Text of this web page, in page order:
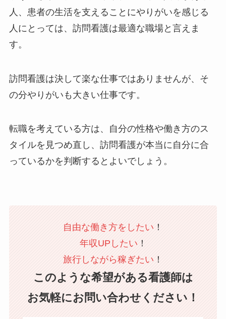
人、患者の生活を支えることにやりがいを感じる
人にとっては、訪問看護は最適な職場と言えま
す。
訪問看護は決して楽な仕事ではありませんが、そ
の分やりがいも大きい仕事です。
転職を考えている方は、自分の性格や働き方のス
タイルを見つめ直し、訪問看護が本当に自分に合
っているかを判断するとよいでしょう。
自由な働き方をしたい ！
年収UPしたい ！
旅行しながら稼ぎたい ！
このような希望がある看護師は
お気軽にお問い合わせください！